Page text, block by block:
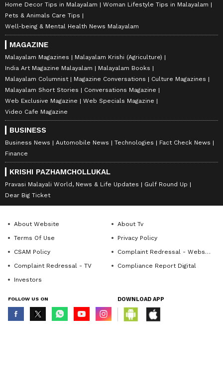
Home Decor Tips in Malayalam
Woman Lifestyle Tips in Malayalam
Pets & Animals Care Tips
Well-being & Mental Health News Malayalam
MAGAZINE
Malayalam Magazines
Malayalam Krishi (Agriculture)
India Art Magazine Malayalam
Malayalam Books
Malayalam Columnist
Magazine Conversations
Culture Magazines
Malayalam Short Stories
Conversations Magazine
Web Exclusive Magazine
Web Specials Magazine
Video Cafe Magazine
BUSINESS
Business News Automobile News Technologies
Fact Check News
Finance
KRISHI PAZHAMCHOLLUKAL
Pravasi Malayali World, News & Life Updates
Gulf Round Up
Dear Big Ticket
About Website
About Tv
Terms Of Use
Privacy Policy
CSAM Policy
Complaint Redressal - Website
Complaint Redressal - TV
Compliance Report Digital
Investors
FOLLOW US ON DOWNLOAD APP